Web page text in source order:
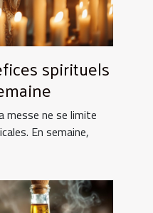
spirituels
messe ne se limite
En semaine,